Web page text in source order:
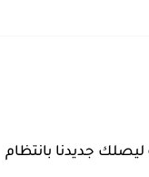
جديدنا بانتظام